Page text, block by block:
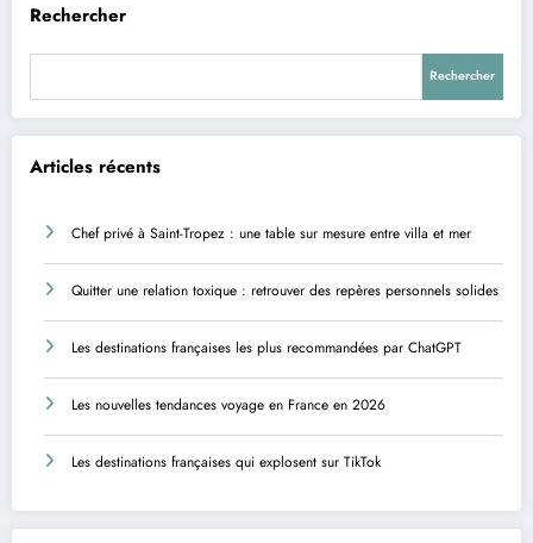
Rechercher
Rechercher
Articles récents
Chef privé à Saint-Tropez : une table sur mesure entre villa et mer
Quitter une relation toxique : retrouver des repères personnels solides
Les destinations françaises les plus recommandées par ChatGPT
Les nouvelles tendances voyage en France en 2026
Les destinations françaises qui explosent sur TikTok